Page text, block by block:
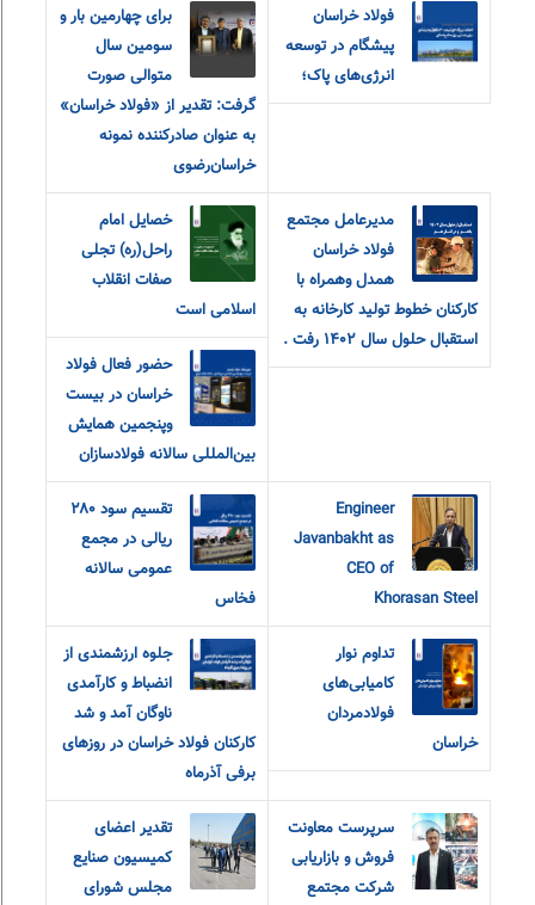
فولاد خراسان
پیشگام در توسعه
انرژی‌های پاک؛
برای چهارمین بار و
سومین سال
متوالی صورت
گرفت: تقدیر از «فولاد خراسان»
به عنوان صادرکننده نمونه
خراسان‌رضوی
مدیرعامل مجتمع
فولاد خراسان
همدل وهمراه با
کارکنان خطوط تولید کارخانه به
استقبال حلول سال ۱۴۰۲ رفت .
خصایل امام
راحل(ره) تجلی
صفات انقلاب
اسلامی است
حضور فعال فولاد
خراسان در بیست
و‌پنجمین همایش
بین‌المللی سالانه فولادسازان
Engineer
Javanbakht as
CEO of
Khorasan Steel
تقسیم سود ۲۸۰
ریالی در مجمع
عمومی سالانه
فخاس
تداوم نوار
کامیابی‌های
فولادمردان
خراسان
جلوه ارزشمندی از
انضباط و کارآمدی
ناوگان آمد و شد
کارکنان فولاد خراسان در روزهای
برفی آذرماه
سرپرست معاونت
فروش و بازاریابی
شرکت مجتمع
تقدیر اعضای
کمیسیون صنایع
مجلس شورای